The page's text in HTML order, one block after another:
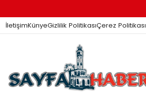
İletişimKünyeGizlilik PolitikasıÇerez Politikası